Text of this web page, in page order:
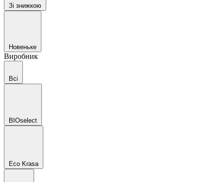
Зі знижкою
Новеньке
Виробник
Всі
BIOselect
Eco Krasa